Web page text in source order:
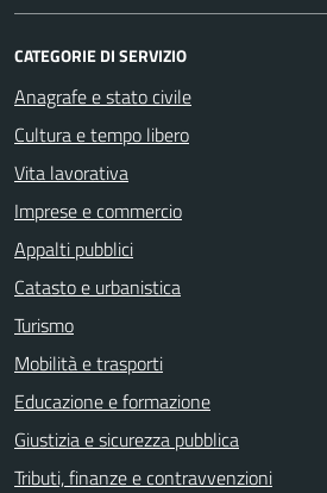
CATEGORIE DI SERVIZIO
Anagrafe e stato civile
Cultura e tempo libero
Vita lavorativa
Imprese e commercio
Appalti pubblici
Catasto e urbanistica
Turismo
Mobilità e trasporti
Educazione e formazione
Giustizia e sicurezza pubblica
Tributi, finanze e contravvenzioni